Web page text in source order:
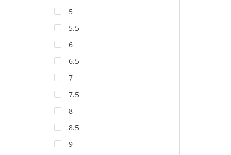
5
5.5
6
6.5
7
7.5
8
8.5
9